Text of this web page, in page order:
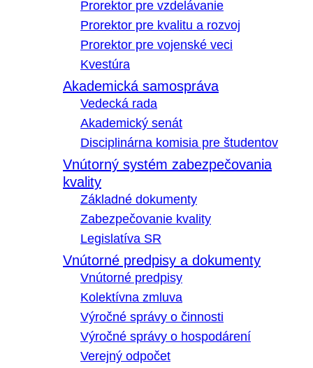
Prorektor pre vzdelávanie
Prorektor pre kvalitu a rozvoj
Prorektor pre vojenské veci
Kvestúra
Akademická samospráva
Vedecká rada
Akademický senát
Disciplinárna komisia pre študentov
Vnútorný systém zabezpečovania
kvality
Základné dokumenty
Zabezpečovanie kvality
Legislatíva SR
Vnútorné predpisy a dokumenty
Vnútorné predpisy
Kolektívna zmluva
Výročné správy o činnosti
Výročné správy o hospodárení
Verejný odpočet